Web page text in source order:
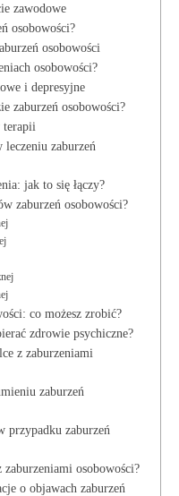
zawodowe
‍osobowości?
osobowości
osobowości?
i depresyjne
⁢zaburzeń osobowości?
terapii
leczeniu zaburzeń
jak to się łączy?
zaburzeń osobowości?
co możesz zrobić?
‍zdrowie psychiczne?
​z zaburzeniami
zaburzeń
przypadku zaburzeń
‌osobowości?
o ​objawach zaburzeń